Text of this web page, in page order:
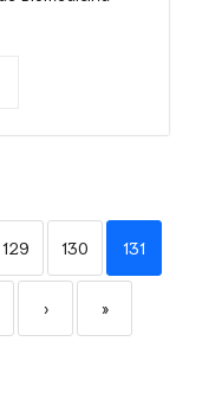
129 130 131
› »